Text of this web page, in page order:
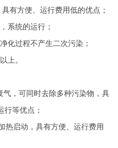
有方便、运行费用低的优点；
系统的运行；
化过程不产生二次污染；
上。
，可同时去除多种污染物，具
行等优点；
热启动，具有方便、运行费用